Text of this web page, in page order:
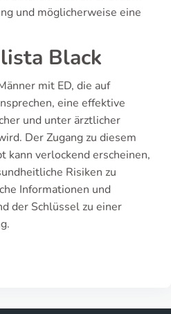
und möglicherweise eine
Black
mit ED, die auf
eine effektive
und unter ärztlicher
Der Zugang zu diesem
kann verlockend erscheinen,
Risiken zu
Informationen und
der Schlüssel zu einer